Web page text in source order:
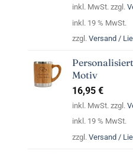
inkl. MwSt. zzgl.
inkl. 19 % MwSt.
zzgl. Versand /
Motiv
16,95 €
inkl. MwSt. zzgl.
inkl. 19 % MwSt.
zzgl. Versand /